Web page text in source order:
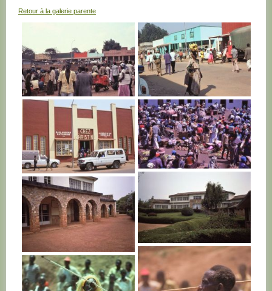
Retour à la galerie parente
RWANDA RWANDA
RWANDA
RWANDA
RWANDA